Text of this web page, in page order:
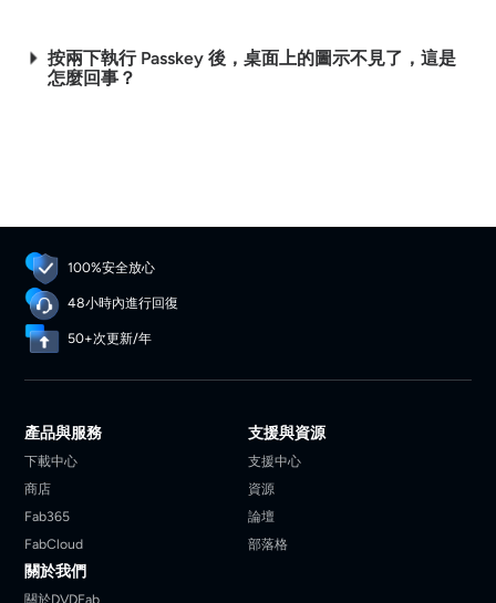
按兩下執行 Passkey 後，桌面上的圖示不見了，這是
怎麼回事？
100%安全放心
48小時內進行回復
50+次更新/年
產品與服務
下載中心
商店
Fab365
FabCloud
支援與資源
支援中心
資源
論壇
部落格
關於我們
關於DVDFab